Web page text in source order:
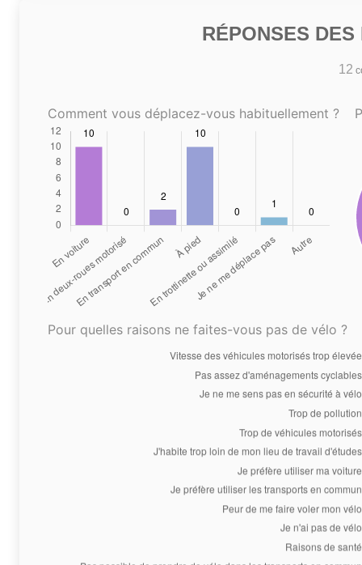
RÉPONSES
12
Comment vous déplacez-vous habituellement ?
Pour quelles raisons ne faites-vous pas de vélo ?